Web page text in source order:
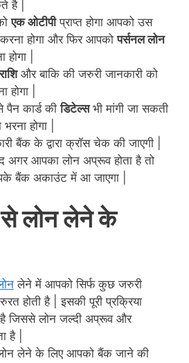
है |
एक ओटीपीप्राप्त होगा आपको उस
होगा और फिर आपकोपर्सनल लोन
|
और बाकि की जरुरी जानकारी को
|
कार्ड कीडिटेल्सभी मांगी जा सकती
होगा |
बैंक के द्वारा क्रॉस चेक की जाएगी |
अगर आपका लोन अप्रूव होता है तो
बैंक अकाउंट में आजाएगा
से लोन लेने के
लेने में आपको सिर्फ कुछ जरुरी
होती है | इसकी पूरी प्रक्रिया
जिससे लोन जल्दी अप्रूव और
है |
लेने के लिए आपको बैंक जाने की